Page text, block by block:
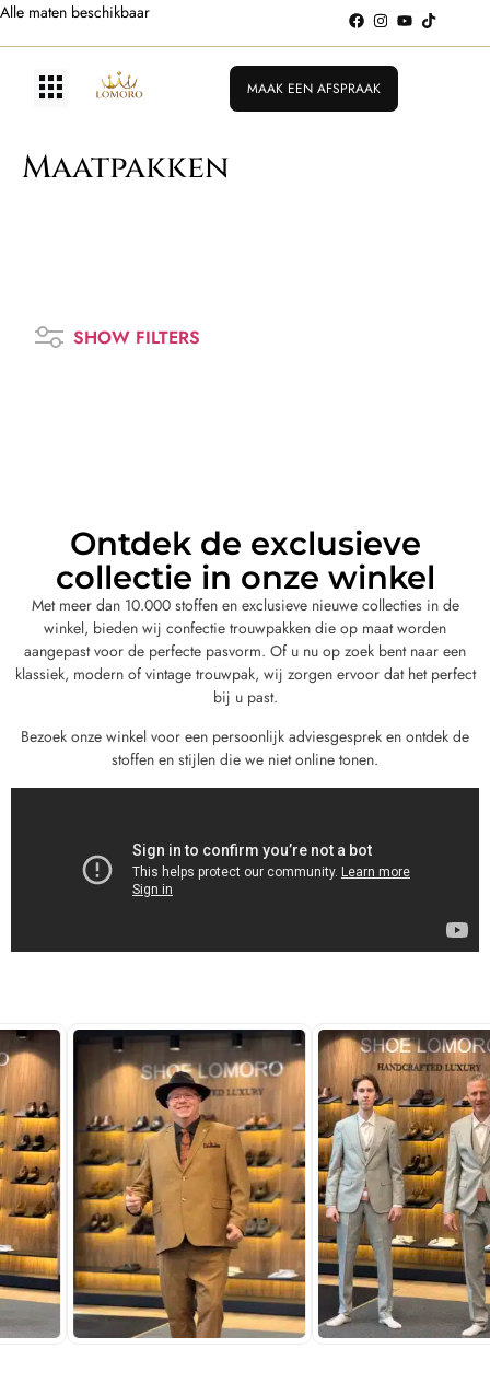
Alle maten beschikbaar
MAAK EEN AFSPRAAK
Maatpakken
SHOW FILTERS
Ontdek de exclusieve
collectie in onze winkel
Met meer dan 10.000 stoffen en exclusieve nieuwe collecties in de
winkel, bieden wij confectie trouwpakken die op maat worden
aangepast voor de perfecte pasvorm. Of u nu op zoek bent naar een
klassiek, modern of vintage trouwpak, wij zorgen ervoor dat het perfect
bij u past.
Bezoek onze winkel voor een persoonlijk adviesgesprek en ontdek de
stoffen en stijlen die we niet online tonen.